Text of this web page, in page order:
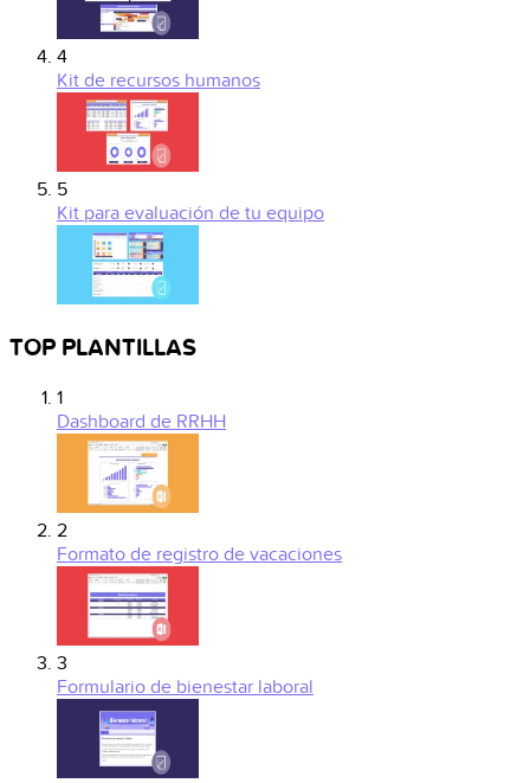
4
Kit de recursos humanos
5
Kit para evaluación de tu equipo
TOP PLANTILLAS
1
Dashboard de RRHH
2
Formato de registro de vacaciones
3
Formulario de bienestar laboral